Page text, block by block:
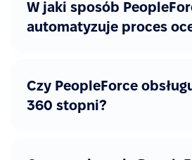
W jaki sposób
automatyzuje proces
Czy PeopleForce
360 stopni?